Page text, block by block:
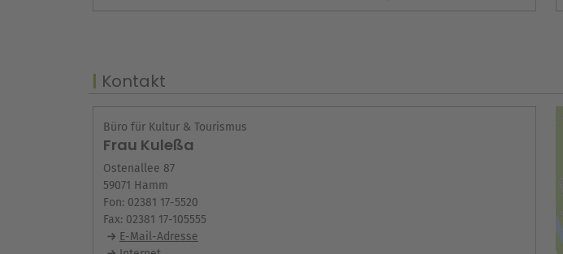
Kontakt
Büro für Kultur & Tourismus
Frau Kuleßa
Ostenallee 87
59071 Hamm
Fon: 02381 17-5520
Fax: 02381 17-105555
E-Mail-Adresse